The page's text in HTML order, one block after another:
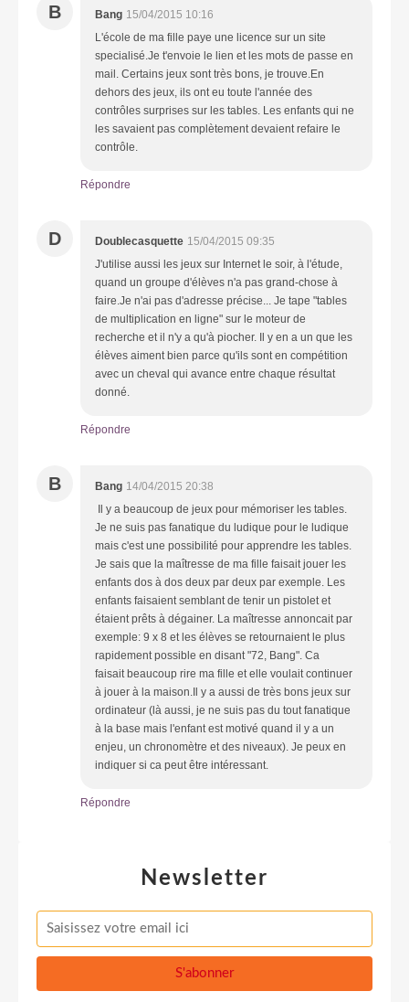
B Bang 15/04/2015 10:16
L'école de ma fille paye une licence sur un site
specialisé.Je t'envoie le lien et les mots de passe en
mail. Certains jeux sont très bons, je trouve.En
dehors des jeux, ils ont eu toute l'année des
contrôles surprises sur les tables. Les enfants qui ne
les savaient pas complètement devaient refaire le
contrôle.
Répondre
D Doublecasquette 15/04/2015 09:35
J'utilise aussi les jeux sur Internet le soir, à l'étude,
quand un groupe d'élèves n'a pas grand-chose à
faire.Je n'ai pas d'adresse précise... Je tape "tables
de multiplication en ligne" sur le moteur de
recherche et il n'y a qu'à piocher. Il y en a un que les
élèves aiment bien parce qu'ils sont en compétition
avec un cheval qui avance entre chaque résultat
donné.
Répondre
B Bang 14/04/2015 20:38
Il y a beaucoup de jeux pour mémoriser les tables.
Je ne suis pas fanatique du ludique pour le ludique
mais c'est une possibilité pour apprendre les tables.
Je sais que la maîtresse de ma fille faisait jouer les
enfants dos à dos deux par deux par exemple. Les
enfants faisaient semblant de tenir un pistolet et
étaient prêts à dégainer. La maîtresse annoncait par
exemple: 9 x 8 et les élèves se retournaient le plus
rapidement possible en disant "72, Bang". Ca
faisait beaucoup rire ma fille et elle voulait continuer
à jouer à la maison.Il y a aussi de très bons jeux sur
ordinateur (là aussi, je ne suis pas du tout fanatique
à la base mais l'enfant est motivé quand il y a un
enjeu, un chronomètre et des niveaux). Je peux en
indiquer si ca peut être intéressant.
Répondre
Newsletter